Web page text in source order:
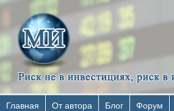
Главная От автора Блог Форум